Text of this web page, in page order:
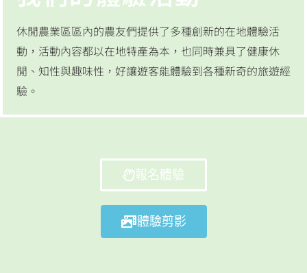
休閒農業區區內的農友們提供了多種創新的在地體驗活
動，活動內容都以在地特產為本，也同時兼具了健康休
閒、知性與趣味性，好讓遊客能體驗到各種新奇的旅遊經
驗。
報名體驗
體驗剪影